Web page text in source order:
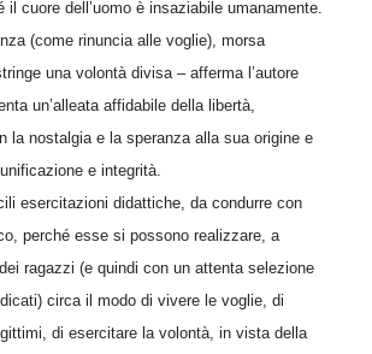
il cuore dell’uomo è insaziabile umanamente.
(come rinuncia alle voglie), morsa
una volontà divisa – afferma l’autore
un’alleata affidabile della libertà,
la nostalgia e la speranza alla sua origine e
e integrità.
esercitazioni didattiche, da condurre con
perché esse si possono realizzare, a
ragazzi (e quindi con un attenta selezione
circa il modo di vivere le voglie, di
di esercitare la volontà, in vista della